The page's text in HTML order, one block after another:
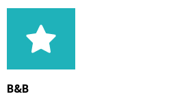
B&B